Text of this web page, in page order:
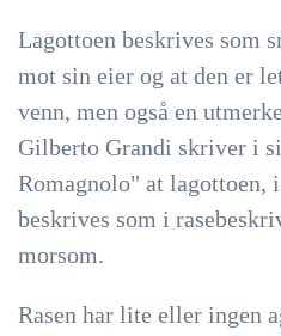
Lagottoen beskrives som
mot sin eier og at den er
venn, men også en
Gilberto Grandi skriver i
Romagnolo" at
beskrives som i
morsom.
Rasen har lite eller ingen